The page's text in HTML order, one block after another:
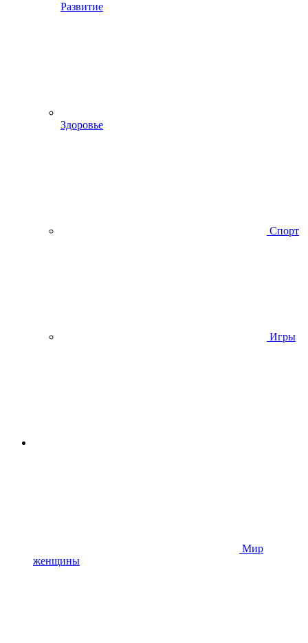
Развитие
Здоровье
Спорт
Игры
Мир
женщины